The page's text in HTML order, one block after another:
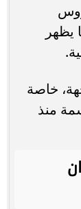
يظهر
خاصة
منذ